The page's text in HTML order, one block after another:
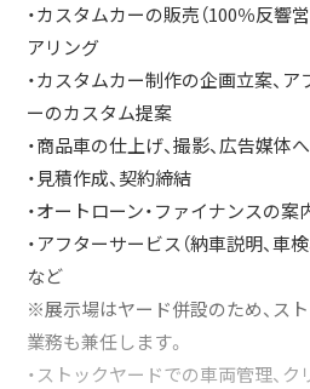
・カスタムカーの販売（100％反響
アリング
・カスタムカー制作の企画立案、
ーのカスタム提案
・商品車の仕上げ、撮影、広告媒体
・見積作成、契約締結
・オートローン・ファイナンスの案
・アフターサービス（納車説明、車
など
※展示場はヤード併設のため、ス
業務も兼任します。
・ストックヤードでの車両管理、